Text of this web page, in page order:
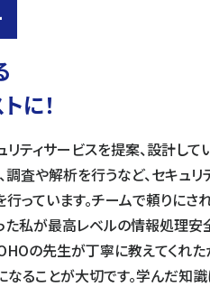
に！
ティサービスを提案、設計して
査や解析を行うなど、セキュリ
っています。チームで頼りにさ
た私が最高レベルの情報処理安
の先生が丁寧に教えてくれた
ることが大切です。学んだ知